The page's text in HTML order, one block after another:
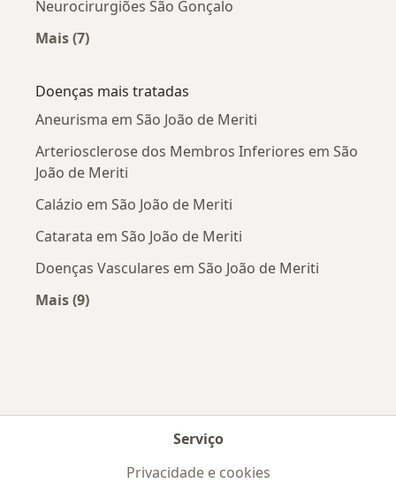
Neurocirurgiões São Gonçalo
Mais (7)
Doenças mais tratadas
Aneurisma em São João de Meriti
Arteriosclerose dos Membros Inferiores em São
João de Meriti
Calázio em São João de Meriti
Catarata em São João de Meriti
Doenças Vasculares em São João de Meriti
Mais (9)
Serviço
Privacidade e cookies